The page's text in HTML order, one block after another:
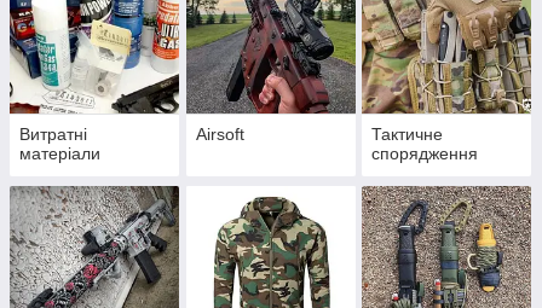
Витратні
матеріали
Airsoft
Тактичне
спорядження